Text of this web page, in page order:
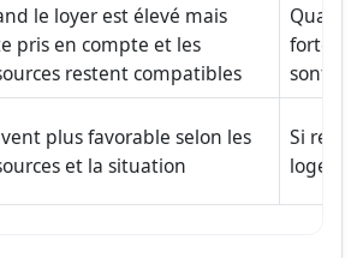
le loyer est élevé mais
pris en compte et les
restent compatibles
Quand
sont
plus favorable selon les
et la situation
Si